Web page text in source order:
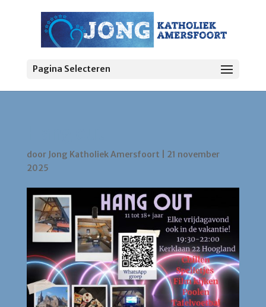
Pagina Selecteren
door Jong Katholiek Amersfoort
21 november
2025